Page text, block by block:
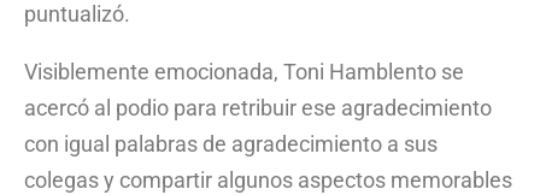
puntualizó.
Visiblemente emocionada, Toni Hamblento se
acercó al podio para retribuir ese agradecimiento
con igual palabras de agradecimiento a sus
colegas y compartir algunos aspectos memorables